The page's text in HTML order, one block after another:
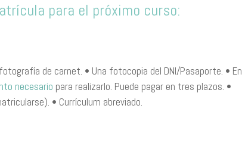
para el próximo curso:
de carnet. • Una fotocopia del DNI/Pasaporte. • En
necesario para realizarlo. Puede pagar en tres plazos. •
• Currículum abreviado.